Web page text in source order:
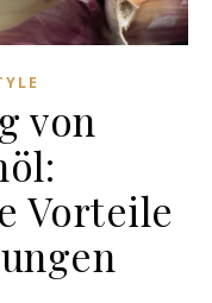
von
Vorteile